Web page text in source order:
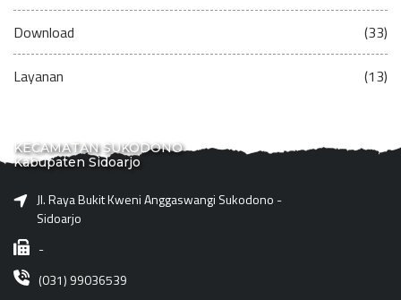
Download (33)
Layanan (13)
KECAMATAN SUKODONO
Kabupaten Sidoarjo
Jl. Raya Bukit Kweni Anggaswangi Sukodono -
Sidoarjo
-
(031) 99036539